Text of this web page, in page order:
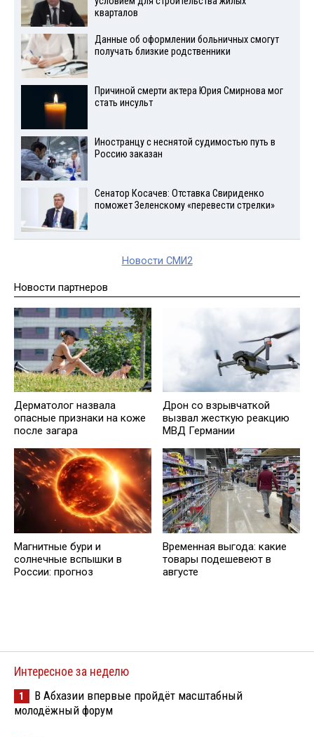
кварталов
Данные об оформлении больничных смогут
получать близкие родственники
Причиной смерти актера Юрия Смирнова мог
стать инсульт
Иностранцу с неснятой судимостью путь в
Россию заказан
Сенатор Косачев: Отставка Свириденко
поможет Зеленскому «перевести стрелки»
Новости СМИ2
Новости партнеров
Дерматолог назвала
опасные признаки на коже
после загара
Дрон со взрывчаткой
вызвал жесткую реакцию
МВД Германии
Магнитные бури и
солнечные вспышки в
России: прогноз
Временная выгода: какие
товары подешевеют в
августе
Интересное за неделю
1
В Абхазии впервые пройдёт масштабный
молодёжный форум